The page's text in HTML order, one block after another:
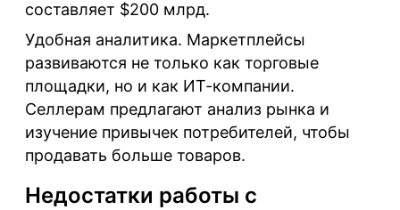
составляет $200 млрд.
Удобная аналитика. Маркетплейсы
развиваются не только как торговые
площадки, но и как ИТ-компании.
Селлерам предлагают анализ рынка и
изучение привычек потребителей, чтобы
продавать больше товаров.
Недостатки работы с